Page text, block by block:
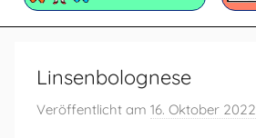
Linsenbolognese
Veröffentlicht am 16. Oktober 2022